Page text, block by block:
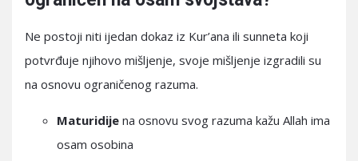
Ne postoji niti ijedan dokaz iz Kur’ana ili sunneta koji
potvrđuje njihovo mišljenje, svoje mišljenje izgradili su
na osnovu ograničenog razuma.
Maturidije na osnovu svog razuma kažu Allah ima
osam osobina